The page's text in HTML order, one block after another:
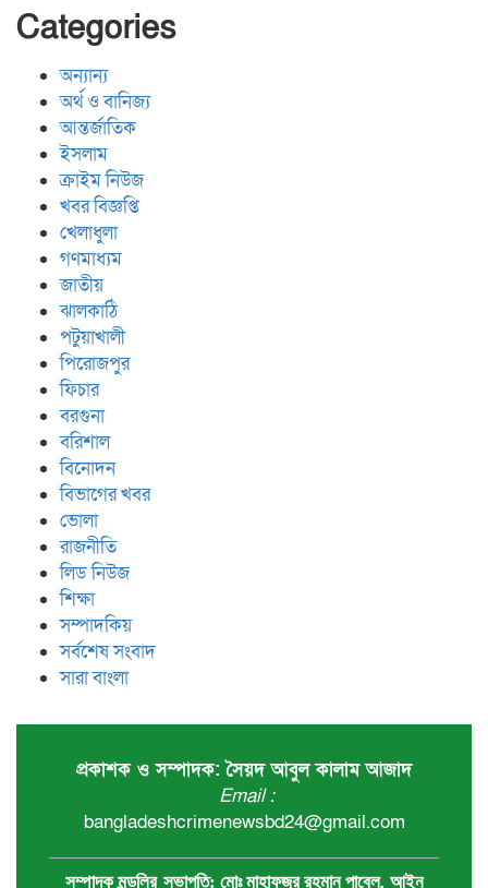
Categories
অন্যান্য
অর্থ ও বানিজ্য
আন্তর্জাতিক
ইসলাম
ক্রাইম নিউজ
খবর বিজ্ঞপ্তি
খেলাধুলা
গণমাধ্যম
জাতীয়
ঝালকাঠি
পটুয়াখালী
পিরোজপুর
ফিচার
বরগুনা
বরিশাল
বিনোদন
বিভাগের খবর
ভোলা
রাজনীতি
লিড নিউজ
শিক্ষা
সম্পাদকিয়
সর্বশেষ সংবাদ
সারা বাংলা
প্রকাশক ও সম্পাদক: সৈয়দ আবুল কালাম আজাদ
Email :
bangladeshcrimenewsbd24@gmail.com
সম্পাদক মন্ডলির সভাপতি: মোঃ মাহাফুজুর রহমান পাবেল, আইন